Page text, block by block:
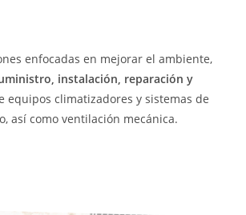
enfocadas en mejorar el ambiente,
instalación, reparación y
equipos climatizadores y sistemas de
así como ventilación mecánica.